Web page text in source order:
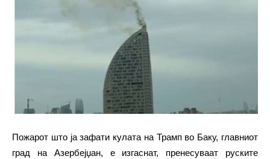
Пожарот што ја зафати кулата на Трамп во Баку, главниот
град на Азербејџан, е изгаснат, пренесуваат руските